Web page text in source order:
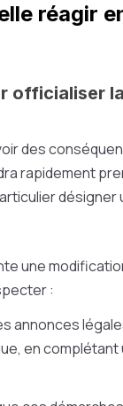
réagir
officialiser
des
rapidement
désigner
une
:
annonces
en